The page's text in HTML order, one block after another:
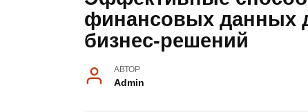
финансовых данных
бизнес-решений
АВТОР
Admin